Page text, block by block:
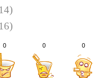
0 0 0